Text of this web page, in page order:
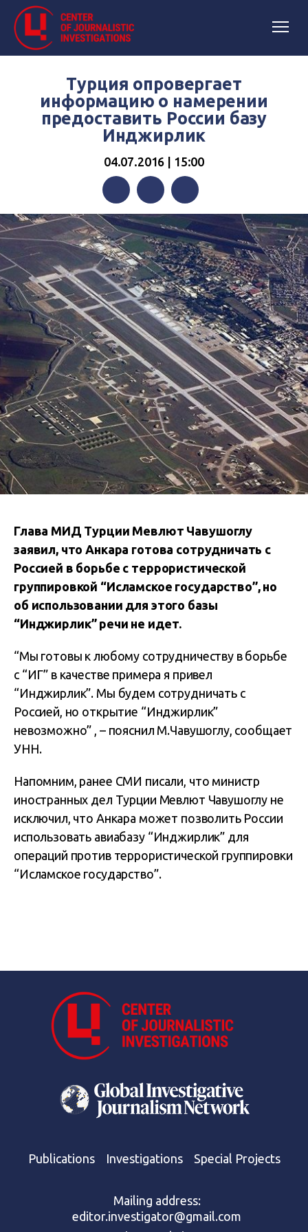
Турция опровергает
информацию о намерении
предоставить России базу
Инджирлик
04.07.2016 | 15:00
FacebookTwitterTelegram
Глава МИД Турции Мевлют Чавушоглу
заявил, что Анкара готова сотрудничать с
Россией в борьбе с террористической
группировкой “Исламское государство”, но
об использовании для этого базы
“Инджирлик” речи не идет.
“Мы готовы к любому сотрудничеству в борьбе
с “ИГ” в качестве примера я привел
“Инджирлик”. Мы будем сотрудничать с
Россией, но открытие “Инджирлик”
невозможно” , – пояснил М.Чавушоглу, сообщает
УНН.
Напомним, ранее СМИ писали, что министр
иностранных дел Турции Мевлют Чавушоглу не
исключил, что Анкара может позволить России
использовать авиабазу “Инджирлик” для
операций против террористической группировки
“Исламское государство”.
Publications Investigations Special Projects
Mailing address:
editor.investigator@gmail.com